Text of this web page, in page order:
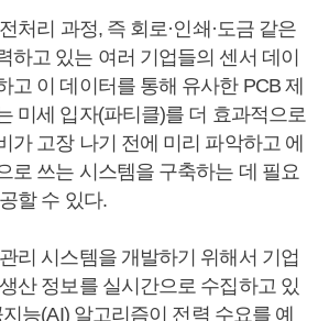
처리 과정, 즉 회로·인쇄·도금 같은
하고 있는 여러 기업들의 센서 데이
고 이 데이터를 통해 유사한 PCB 제
미세 입자(파티클)를 더 효과적으로
가 고장 나기 전에 미리 파악하고 에
로 쓰는 시스템을 구축하는 데 필요
할 수 있다.
리 시스템을 개발하기 위해서 기업
산 정보를 실시간으로 수집하고 있
능(AI) 알고리즘이 전력 수요를 예